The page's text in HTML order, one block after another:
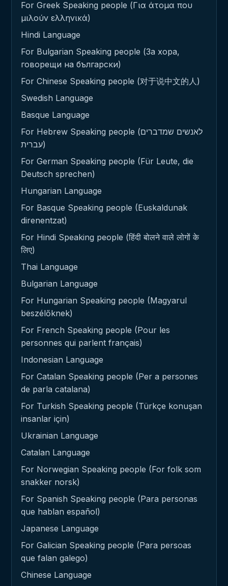
For Greek Speaking people (Για άτομα που
μιλούν ελληνικά)
Hindi Language
For Bulgarian Speaking people (За хора,
говорещи на български)
For Chinese Speaking people (对于说中文的人)
Swedish Language
Basque Language
For Hebrew Speaking people (לאנשים שמדברים
עברית)
For German Speaking people (Für Leute, die
Deutsch sprechen)
Hungarian Language
For Basque Speaking people (Euskaldunak
direnentzat)
For Hindi Speaking people (हिंदी बोलने वाले लोगों के
लिए)
Thai Language
Bulgarian Language
For Hungarian Speaking people (Magyarul
beszélőknek)
For French Speaking people (Pour les
personnes qui parlent français)
Indonesian Language
For Catalan Speaking people (Per a persones
de parla catalana)
For Turkish Speaking people (Türkçe konuşan
insanlar için)
Ukrainian Language
Catalan Language
For Norwegian Speaking people (For folk som
snakker norsk)
For Spanish Speaking people (Para personas
que hablan español)
Japanese Language
For Galician Speaking people (Para persoas
que falan galego)
Chinese Language